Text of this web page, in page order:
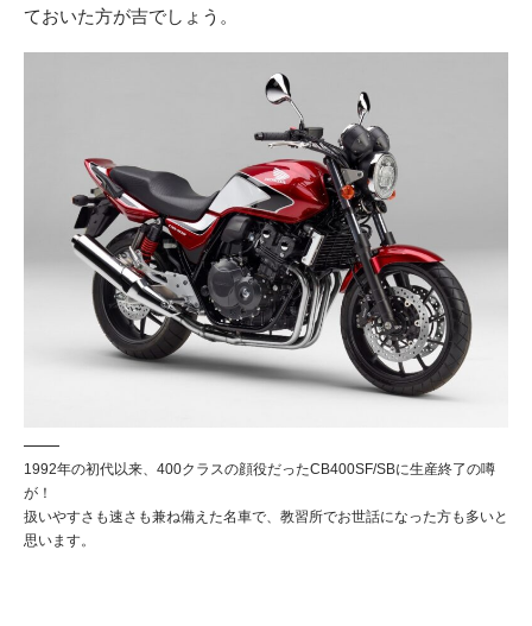
ておいた方が吉でしょう。
1992年の初代以来、400クラスの顔役だったCB400SF/SBに生産終了の噂
が！
扱いやすさも速さも兼ね備えた名車で、教習所でお世話になった方も多いと
思います。